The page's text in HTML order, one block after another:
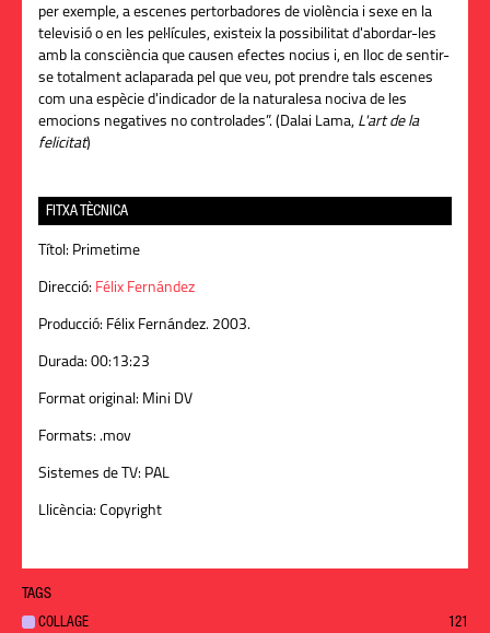
per exemple, a escenes pertorbadores de violència i sexe en la
televisió o en les pel·lícules, existeix la possibilitat d'abordar-les
amb la consciència que causen efectes nocius i, en lloc de sentir-
se totalment aclaparada pel que veu, pot prendre tals escenes
com una espècie d'indicador de la naturalesa nociva de les
emocions negatives no controlades”. (Dalai Lama, L'art de la
felicitat)
FITXA TÈCNICA
Títol: Primetime
Direcció: Félix Fernández
Producció: Félix Fernández. 2003.
Durada: 00:13:23
Format original: Mini DV
Formats: .mov
Sistemes de TV: PAL
Llicència: Copyright
TAGS
COLLAGE
121